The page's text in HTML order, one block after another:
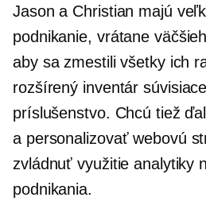
Jason a Christian majú
podnikanie, vrátane
aby sa zmestili všetky ich
rozšírený inventár
príslušenstvo. Chcú tiež
a personalizovať webovú
zvládnuť využitie analytiky
podnikania.